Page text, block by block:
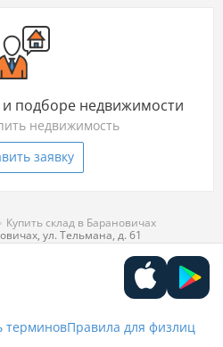
подборе недвижимости
недвижимость
заявку
Купить склад в Барановичах
ул. Тельмана, д. 61
терминовПравила для физлиц